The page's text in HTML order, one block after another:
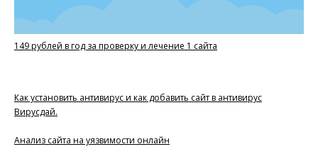
149 рублей в год за проверку и лечение 1 сайта
Как установить антивирус и как добавить сайт в антивирус
Вирусдай.
Анализ сайта на уязвимости онлайн